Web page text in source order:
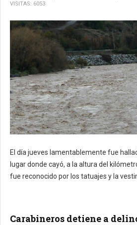
VISITAS: 6053
El día jueves lamentablemente fue
lugar donde cayó, a la altura del
fue reconocido por los tatuajes y la
Carabineros detiene a